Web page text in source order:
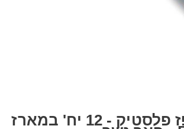
מברשת טופז פלסטיק - 12 יח' במארז